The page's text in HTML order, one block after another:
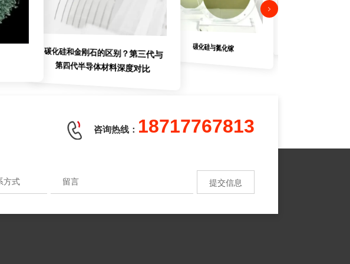
碳化硅和金刚石的区别？第三代与
第四代半导体材料深度对比
碳化硅与氮化镓
咨询热线： 18717767813